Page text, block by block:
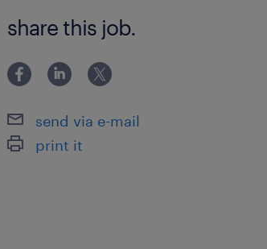
share this job.
send via e-mail
print it